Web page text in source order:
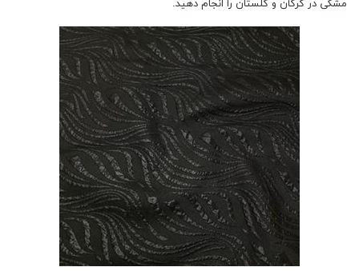
مشکی در گرگان و گلستان را انجام دهید.